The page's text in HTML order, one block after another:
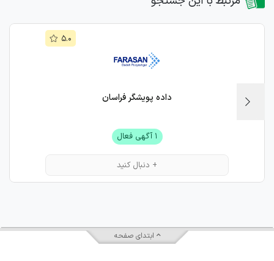
داده پویشگر فراسان
۱ آگهی فعال
۵.۰
+ دنبال کنید
ابتدای صفحه